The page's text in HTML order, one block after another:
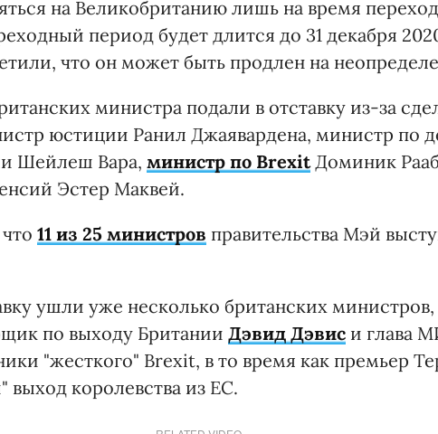
на Великобританию лишь на время
период будет длится до 31 декабря
что он может быть продлен на
министра подали в отставку из-за
юстиции Ранил Джаявардена, министр по
Шейлеш Вара, министр по BrexitДоминик
Эстер Маквей.
11 из 25 министров правительства Мэй
ушли уже несколько британских
по выходу Британии Дэвид Дэвис и глава
"жесткого" Brexit, в то время как премьер
выход королевства из ЕС.